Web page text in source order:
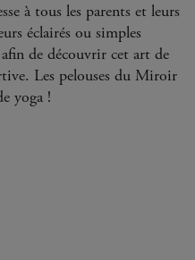
à tous les parents et leurs
éclairés ou simples
de découvrir cet art de
Les pelouses du Miroir
yoga !